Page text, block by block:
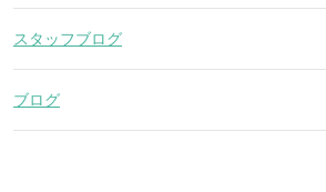
スタッフブログ
ブログ